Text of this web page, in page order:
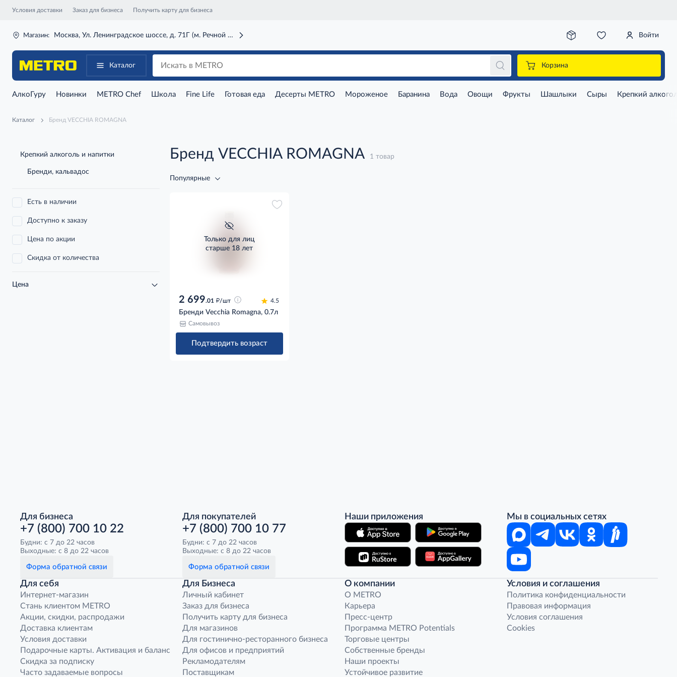
Условия доставки Заказ для бизнеса Получить карту для бизнеса
Магазин: Москва, Ул. Ленинградское шоссе, д. 71Г (м. Речной вокзал) Войти
Каталог Корзина
АлкоГуру Новинки METRO Chef Школа Fine Life Готовая еда Десерты METRO Мороженое Баранина Вода Овощи Фрукты Шашлыки Сыры Крепкий
Каталог Бренд VECCHIA ROMAGNA
Крепкий алкоголь и напитки
Бренди, кальвадос
Есть в наличии
Доступно к заказу
Цена по акции
Скидка от количества
Цена
Бренд VECCHIA ROMAGNA 1 товар
Популярные
Только для лиц
старше 18 лет
2 699.01 д/шт 4.5
Бренди Vecchia Romagna, 0.7л
Самовывоз
Подтвердить возраст
Для бизнеса
+7 (800) 700 10 22
Будни: с 7 до 22 часов
Выходные: с 8 до 22 часов
Форма обратной связи
Для покупателей
+7 (800) 700 10 77
Будни: с 7 до 22 часов
Выходные: с 8 до 22 часов
Форма обратной связи
Наши приложения Мы в социальных сетях
Для себя
Интернет-магазин
Стань клиентом METRO
Акции, скидки, распродажи
Доставка клиентам
Условия доставки
Подарочные карты. Активация и баланс
Скидка за подписку
Часто задаваемые вопросы
Для Бизнеса
Личный кабинет
Заказ для бизнеса
Получить карту для бизнеса
Для магазинов
Для гостинично-ресторанного бизнеса
Для офисов и предприятий
Рекламодателям
Поставщикам
О компании
O METRO
Карьера
Пресс-центр
Программа METRO Potentials
Торговые центры
Собственные бренды
Наши проекты
Устойчивое развитие
Условия и соглашения
Политика конфиденциальности
Правовая информация
Условия соглашения
Cookies